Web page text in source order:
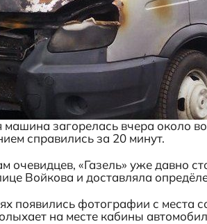
машина загорелась вчера около
справились за 20 минут.
очевидцев, «Газель» уже давно
Войкова и доставляла
появились фотографии с места
на месте кабины